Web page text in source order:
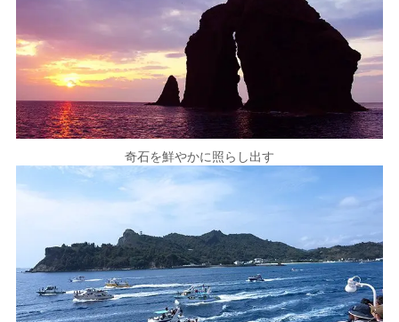
奇石を鮮やかに照らし出す